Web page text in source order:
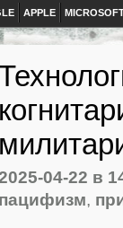
APPLE
04-22 в
пацифизм,